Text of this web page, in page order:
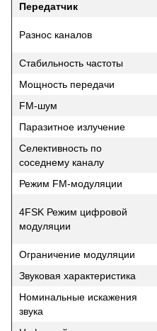
Передатчик
Разнос каналов
Стабильность частоты
Мощность передачи
FM-шум
Паразитное излучение
Селективность по
соседнему каналу
Режим FM-модуляции
4FSK Режим цифровой
модуляции
Ограничение модуляции
Звуковая характеристика
Номинальные искажения
звука